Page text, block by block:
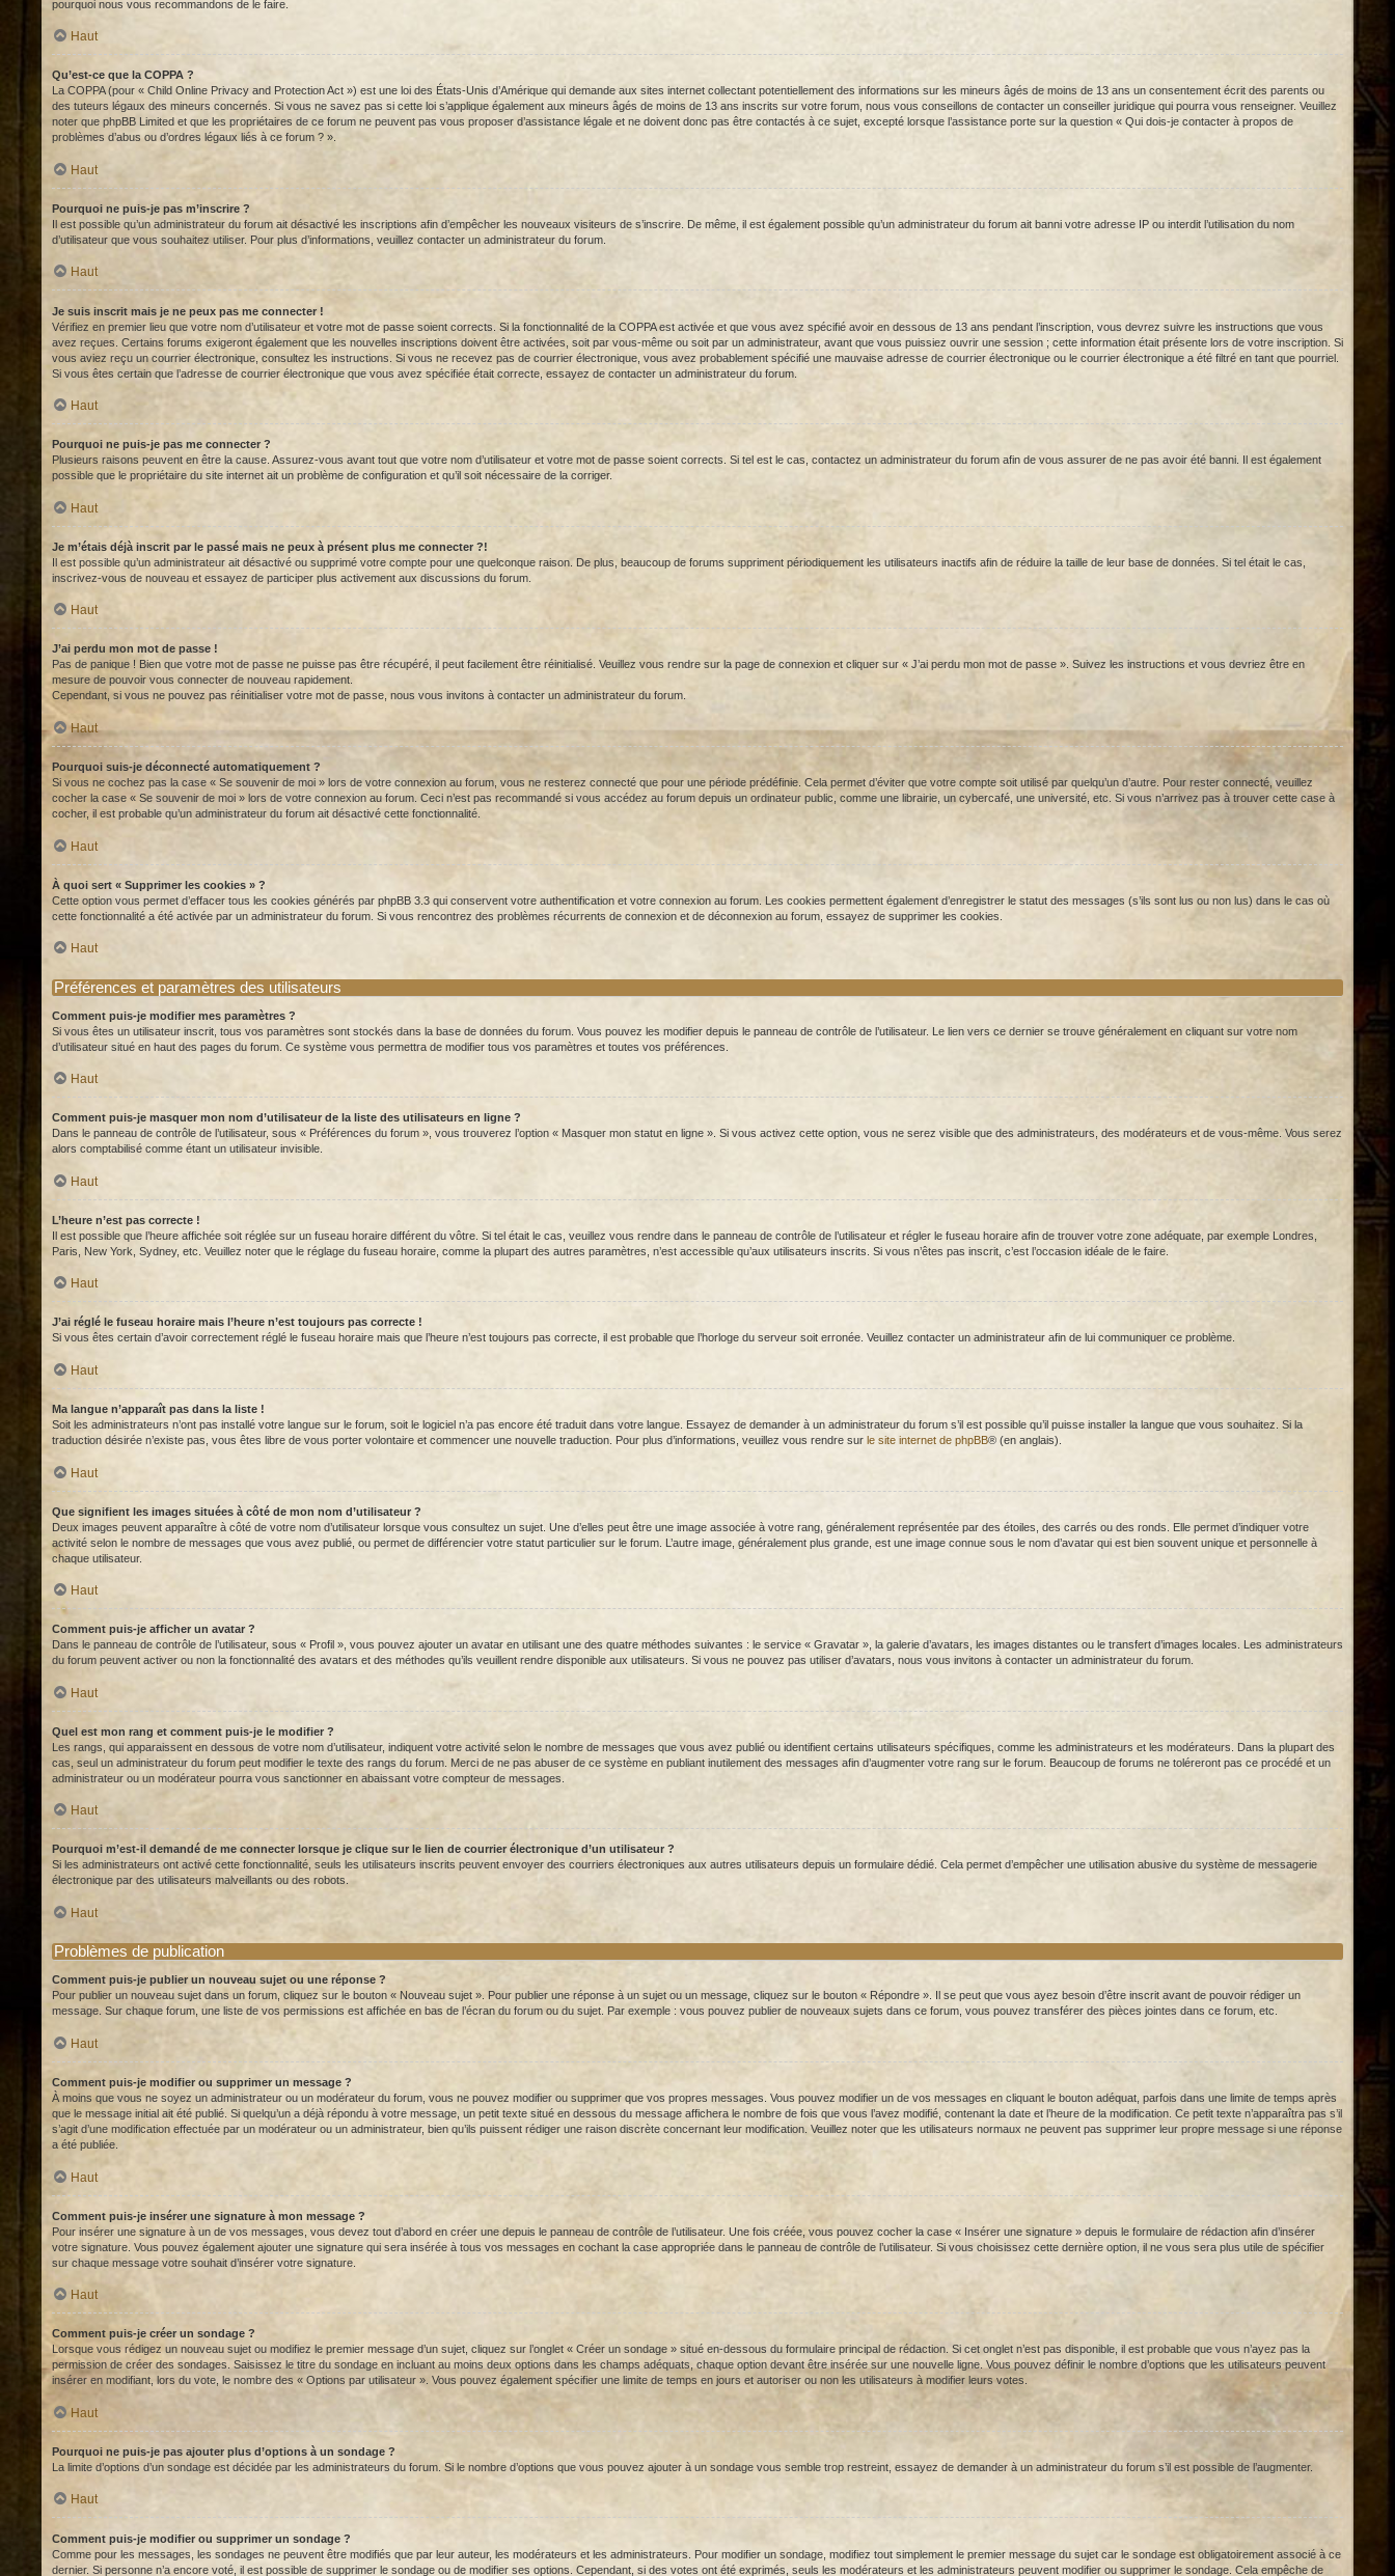
pourquoi nous vous recommandons de le faire.
Haut
Qu’est-ce que la COPPA ?
La COPPA (pour « Child Online Privacy and Protection Act ») est une loi des États-Unis d’Amérique qui demande aux sites internet collectant potentiellement des informations sur les mineurs âgés de moins de 13 ans un consentement écrit des parents ou
des tuteurs légaux des mineurs concernés. Si vous ne savez pas si cette loi s’applique également aux mineurs âgés de moins de 13 ans inscrits sur votre forum, nous vous conseillons de contacter un conseiller juridique qui pourra vous renseigner. Veuillez
noter que phpBB Limited et que les propriétaires de ce forum ne peuvent pas vous proposer d’assistance légale et ne doivent donc pas être contactés à ce sujet, excepté lorsque l’assistance porte sur la question « Qui dois-je contacter à propos de
problèmes d’abus ou d’ordres légaux liés à ce forum ? ».
Haut
Pourquoi ne puis-je pas m’inscrire ?
Il est possible qu’un administrateur du forum ait désactivé les inscriptions afin d’empêcher les nouveaux visiteurs de s’inscrire. De même, il est également possible qu’un administrateur du forum ait banni votre adresse IP ou interdit l’utilisation du nom
d’utilisateur que vous souhaitez utiliser. Pour plus d’informations, veuillez contacter un administrateur du forum.
Haut
Je suis inscrit mais je ne peux pas me connecter !
Vérifiez en premier lieu que votre nom d’utilisateur et votre mot de passe soient corrects. Si la fonctionnalité de la COPPA est activée et que vous avez spécifié avoir en dessous de 13 ans pendant l’inscription, vous devrez suivre les instructions que vous
avez reçues. Certains forums exigeront également que les nouvelles inscriptions doivent être activées, soit par vous-même ou soit par un administrateur, avant que vous puissiez ouvrir une session ; cette information était présente lors de votre inscription. Si
vous aviez reçu un courrier électronique, consultez les instructions. Si vous ne recevez pas de courrier électronique, vous avez probablement spécifié une mauvaise adresse de courrier électronique ou le courrier électronique a été filtré en tant que pourriel.
Si vous êtes certain que l’adresse de courrier électronique que vous avez spécifiée était correcte, essayez de contacter un administrateur du forum.
Haut
Pourquoi ne puis-je pas me connecter ?
Plusieurs raisons peuvent en être la cause. Assurez-vous avant tout que votre nom d’utilisateur et votre mot de passe soient corrects. Si tel est le cas, contactez un administrateur du forum afin de vous assurer de ne pas avoir été banni. Il est également
possible que le propriétaire du site internet ait un problème de configuration et qu’il soit nécessaire de la corriger.
Haut
Je m’étais déjà inscrit par le passé mais ne peux à présent plus me connecter ?!
Il est possible qu’un administrateur ait désactivé ou supprimé votre compte pour une quelconque raison. De plus, beaucoup de forums suppriment périodiquement les utilisateurs inactifs afin de réduire la taille de leur base de données. Si tel était le cas,
inscrivez-vous de nouveau et essayez de participer plus activement aux discussions du forum.
Haut
J’ai perdu mon mot de passe !
Pas de panique ! Bien que votre mot de passe ne puisse pas être récupéré, il peut facilement être réinitialisé. Veuillez vous rendre sur la page de connexion et cliquer sur « J’ai perdu mon mot de passe ». Suivez les instructions et vous devriez être en
mesure de pouvoir vous connecter de nouveau rapidement.
Cependant, si vous ne pouvez pas réinitialiser votre mot de passe, nous vous invitons à contacter un administrateur du forum.
Haut
Pourquoi suis-je déconnecté automatiquement ?
Si vous ne cochez pas la case « Se souvenir de moi » lors de votre connexion au forum, vous ne resterez connecté que pour une période prédéfinie. Cela permet d’éviter que votre compte soit utilisé par quelqu’un d’autre. Pour rester connecté, veuillez
cocher la case « Se souvenir de moi » lors de votre connexion au forum. Ceci n’est pas recommandé si vous accédez au forum depuis un ordinateur public, comme une librairie, un cybercafé, une université, etc. Si vous n’arrivez pas à trouver cette case à
cocher, il est probable qu’un administrateur du forum ait désactivé cette fonctionnalité.
Haut
À quoi sert « Supprimer les cookies » ?
Cette option vous permet d’effacer tous les cookies générés par phpBB 3.3 qui conservent votre authentification et votre connexion au forum. Les cookies permettent également d’enregistrer le statut des messages (s’ils sont lus ou non lus) dans le cas où
cette fonctionnalité a été activée par un administrateur du forum. Si vous rencontrez des problèmes récurrents de connexion et de déconnexion au forum, essayez de supprimer les cookies.
Haut
Préférences et paramètres des utilisateurs
Comment puis-je modifier mes paramètres ?
Si vous êtes un utilisateur inscrit, tous vos paramètres sont stockés dans la base de données du forum. Vous pouvez les modifier depuis le panneau de contrôle de l’utilisateur. Le lien vers ce dernier se trouve généralement en cliquant sur votre nom
d’utilisateur situé en haut des pages du forum. Ce système vous permettra de modifier tous vos paramètres et toutes vos préférences.
Haut
Comment puis-je masquer mon nom d’utilisateur de la liste des utilisateurs en ligne ?
Dans le panneau de contrôle de l’utilisateur, sous « Préférences du forum », vous trouverez l’option « Masquer mon statut en ligne ». Si vous activez cette option, vous ne serez visible que des administrateurs, des modérateurs et de vous-même. Vous serez
alors comptabilisé comme étant un utilisateur invisible.
Haut
L’heure n’est pas correcte !
Il est possible que l’heure affichée soit réglée sur un fuseau horaire différent du vôtre. Si tel était le cas, veuillez vous rendre dans le panneau de contrôle de l’utilisateur et régler le fuseau horaire afin de trouver votre zone adéquate, par exemple Londres,
Paris, New York, Sydney, etc. Veuillez noter que le réglage du fuseau horaire, comme la plupart des autres paramètres, n’est accessible qu’aux utilisateurs inscrits. Si vous n’êtes pas inscrit, c’est l’occasion idéale de le faire.
Haut
J’ai réglé le fuseau horaire mais l’heure n’est toujours pas correcte !
Si vous êtes certain d’avoir correctement réglé le fuseau horaire mais que l’heure n’est toujours pas correcte, il est probable que l’horloge du serveur soit erronée. Veuillez contacter un administrateur afin de lui communiquer ce problème.
Haut
Ma langue n’apparaît pas dans la liste !
Soit les administrateurs n’ont pas installé votre langue sur le forum, soit le logiciel n’a pas encore été traduit dans votre langue. Essayez de demander à un administrateur du forum s’il est possible qu’il puisse installer la langue que vous souhaitez. Si la
traduction désirée n’existe pas, vous êtes libre de vous porter volontaire et commencer une nouvelle traduction. Pour plus d’informations, veuillez vous rendre sur le site internet de phpBB® (en anglais).
Haut
Que signifient les images situées à côté de mon nom d’utilisateur ?
Deux images peuvent apparaître à côté de votre nom d’utilisateur lorsque vous consultez un sujet. Une d’elles peut être une image associée à votre rang, généralement représentée par des étoiles, des carrés ou des ronds. Elle permet d’indiquer votre
activité selon le nombre de messages que vous avez publié, ou permet de différencier votre statut particulier sur le forum. L’autre image, généralement plus grande, est une image connue sous le nom d’avatar qui est bien souvent unique et personnelle à
chaque utilisateur.
Haut
Comment puis-je afficher un avatar ?
Dans le panneau de contrôle de l’utilisateur, sous « Profil », vous pouvez ajouter un avatar en utilisant une des quatre méthodes suivantes : le service « Gravatar », la galerie d’avatars, les images distantes ou le transfert d’images locales. Les administrateurs
du forum peuvent activer ou non la fonctionnalité des avatars et des méthodes qu’ils veuillent rendre disponible aux utilisateurs. Si vous ne pouvez pas utiliser d’avatars, nous vous invitons à contacter un administrateur du forum.
Haut
Quel est mon rang et comment puis-je le modifier ?
Les rangs, qui apparaissent en dessous de votre nom d’utilisateur, indiquent votre activité selon le nombre de messages que vous avez publié ou identifient certains utilisateurs spécifiques, comme les administrateurs et les modérateurs. Dans la plupart des
cas, seul un administrateur du forum peut modifier le texte des rangs du forum. Merci de ne pas abuser de ce système en publiant inutilement des messages afin d’augmenter votre rang sur le forum. Beaucoup de forums ne toléreront pas ce procédé et un
administrateur ou un modérateur pourra vous sanctionner en abaissant votre compteur de messages.
Haut
Pourquoi m’est-il demandé de me connecter lorsque je clique sur le lien de courrier électronique d’un utilisateur ?
Si les administrateurs ont activé cette fonctionnalité, seuls les utilisateurs inscrits peuvent envoyer des courriers électroniques aux autres utilisateurs depuis un formulaire dédié. Cela permet d’empêcher une utilisation abusive du système de messagerie
électronique par des utilisateurs malveillants ou des robots.
Haut
Problèmes de publication
Comment puis-je publier un nouveau sujet ou une réponse ?
Pour publier un nouveau sujet dans un forum, cliquez sur le bouton « Nouveau sujet ». Pour publier une réponse à un sujet ou un message, cliquez sur le bouton « Répondre ». Il se peut que vous ayez besoin d’être inscrit avant de pouvoir rédiger un
message. Sur chaque forum, une liste de vos permissions est affichée en bas de l’écran du forum ou du sujet. Par exemple : vous pouvez publier de nouveaux sujets dans ce forum, vous pouvez transférer des pièces jointes dans ce forum, etc.
Haut
Comment puis-je modifier ou supprimer un message ?
À moins que vous ne soyez un administrateur ou un modérateur du forum, vous ne pouvez modifier ou supprimer que vos propres messages. Vous pouvez modifier un de vos messages en cliquant le bouton adéquat, parfois dans une limite de temps après
que le message initial ait été publié. Si quelqu’un a déjà répondu à votre message, un petit texte situé en dessous du message affichera le nombre de fois que vous l’avez modifié, contenant la date et l’heure de la modification. Ce petit texte n’apparaîtra pas s’il
s’agit d’une modification effectuée par un modérateur ou un administrateur, bien qu’ils puissent rédiger une raison discrète concernant leur modification. Veuillez noter que les utilisateurs normaux ne peuvent pas supprimer leur propre message si une réponse
a été publiée.
Haut
Comment puis-je insérer une signature à mon message ?
Pour insérer une signature à un de vos messages, vous devez tout d’abord en créer une depuis le panneau de contrôle de l’utilisateur. Une fois créée, vous pouvez cocher la case « Insérer une signature » depuis le formulaire de rédaction afin d’insérer
votre signature. Vous pouvez également ajouter une signature qui sera insérée à tous vos messages en cochant la case appropriée dans le panneau de contrôle de l’utilisateur. Si vous choisissez cette dernière option, il ne vous sera plus utile de spécifier
sur chaque message votre souhait d’insérer votre signature.
Haut
Comment puis-je créer un sondage ?
Lorsque vous rédigez un nouveau sujet ou modifiez le premier message d’un sujet, cliquez sur l’onglet « Créer un sondage » situé en-dessous du formulaire principal de rédaction. Si cet onglet n’est pas disponible, il est probable que vous n’ayez pas la
permission de créer des sondages. Saisissez le titre du sondage en incluant au moins deux options dans les champs adéquats, chaque option devant être insérée sur une nouvelle ligne. Vous pouvez définir le nombre d’options que les utilisateurs peuvent
insérer en modifiant, lors du vote, le nombre des « Options par utilisateur ». Vous pouvez également spécifier une limite de temps en jours et autoriser ou non les utilisateurs à modifier leurs votes.
Haut
Pourquoi ne puis-je pas ajouter plus d’options à un sondage ?
La limite d’options d’un sondage est décidée par les administrateurs du forum. Si le nombre d’options que vous pouvez ajouter à un sondage vous semble trop restreint, essayez de demander à un administrateur du forum s’il est possible de l’augmenter.
Haut
Comment puis-je modifier ou supprimer un sondage ?
Comme pour les messages, les sondages ne peuvent être modifiés que par leur auteur, les modérateurs et les administrateurs. Pour modifier un sondage, modifiez tout simplement le premier message du sujet car le sondage est obligatoirement associé à ce
dernier. Si personne n’a encore voté, il est possible de supprimer le sondage ou de modifier ses options. Cependant, si des votes ont été exprimés, seuls les modérateurs et les administrateurs peuvent modifier ou supprimer le sondage. Cela empêche de